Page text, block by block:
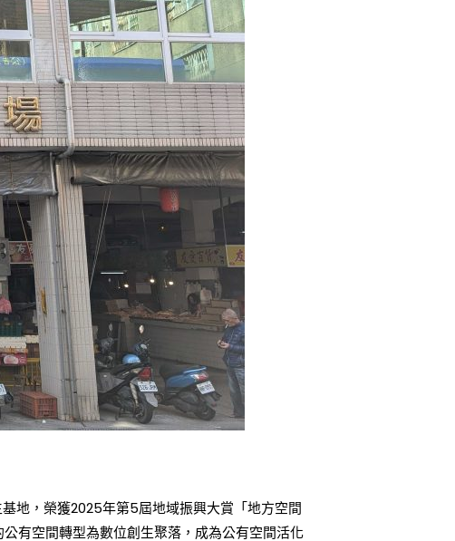
地，榮獲2025年第5屆地域振興大賞「地方空間
有空間轉型為數位創生聚落，成為公有空間活化